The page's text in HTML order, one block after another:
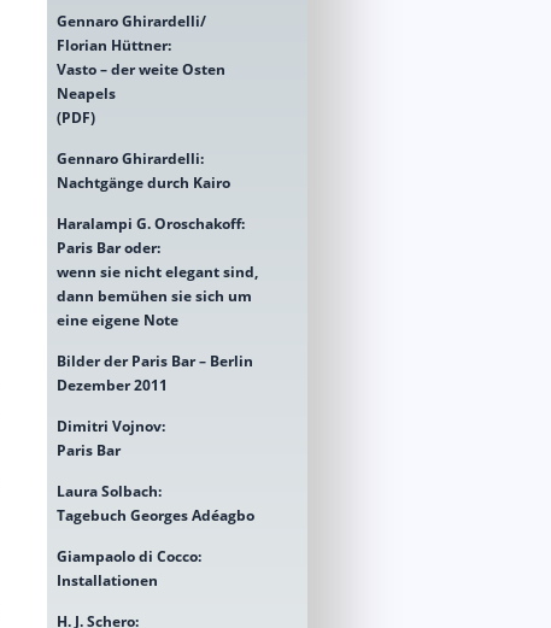
Gennaro Ghirardelli/
Florian Hüttner:
Vasto – der weite Osten
Neapels
(PDF)
Gennaro Ghirardelli:
Nachtgänge durch Kairo
Haralampi G. Oroschakoff:
Paris Bar oder:
wenn sie nicht elegant sind,
dann bemühen sie sich um
eine eigene Note
Bilder der Paris Bar – Berlin
Dezember 2011
Dimitri Vojnov:
Paris Bar
Laura Solbach:
Tagebuch Georges Adéagbo
Giampaolo di Cocco:
Installationen
H. J. Schero: